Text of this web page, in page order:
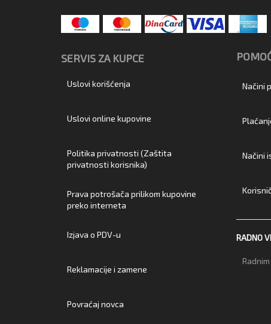
SERVIS ZA KUPCE
Uslovi korišćenja
Uslovi online kupovine
Politika privatnosti (Zaštita
privatnosti korisnika)
Prava potrošača prilikom kupovine
preko interneta
Izjava o PDV-u
Reklamacije i zamene
Povraćaj novca
Načini
Načini
RADNO